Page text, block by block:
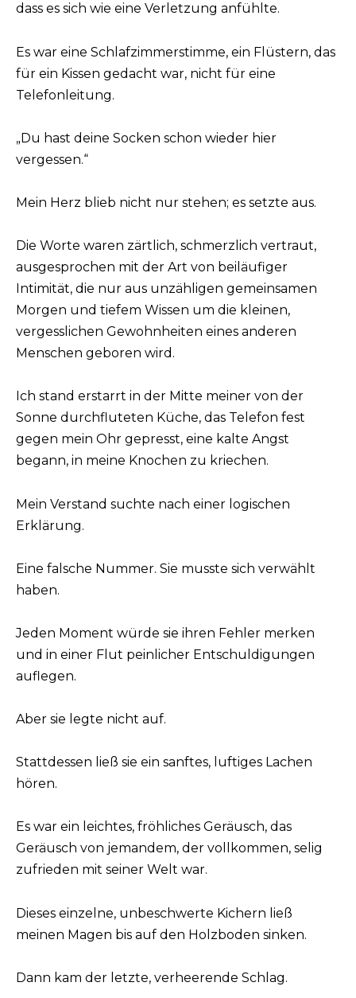
dass es sich wie eine Verletzung anfühlte.
Es war eine Schlafzimmerstimme, ein Flüstern, das
für ein Kissen gedacht war, nicht für eine
Telefonleitung.
„Du hast deine Socken schon wieder hier
vergessen.“
Mein Herz blieb nicht nur stehen; es setzte aus.
Die Worte waren zärtlich, schmerzlich vertraut,
ausgesprochen mit der Art von beiläufiger
Intimität, die nur aus unzähligen gemeinsamen
Morgen und tiefem Wissen um die kleinen,
vergesslichen Gewohnheiten eines anderen
Menschen geboren wird.
Ich stand erstarrt in der Mitte meiner von der
Sonne durchfluteten Küche, das Telefon fest
gegen mein Ohr gepresst, eine kalte Angst
begann, in meine Knochen zu kriechen.
Mein Verstand suchte nach einer logischen
Erklärung.
Eine falsche Nummer. Sie musste sich verwählt
haben.
Jeden Moment würde sie ihren Fehler merken
und in einer Flut peinlicher Entschuldigungen
auflegen.
Aber sie legte nicht auf.
Stattdessen ließ sie ein sanftes, luftiges Lachen
hören.
Es war ein leichtes, fröhliches Geräusch, das
Geräusch von jemandem, der vollkommen, selig
zufrieden mit seiner Welt war.
Dieses einzelne, unbeschwerte Kichern ließ
meinen Magen bis auf den Holzboden sinken.
Dann kam der letzte, verheerende Schlag.